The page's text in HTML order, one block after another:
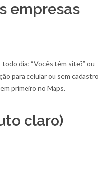
empresas
dia: “Vocês têm site?” ou
para celular ou sem cadastro
primeiro no Maps.
claro)